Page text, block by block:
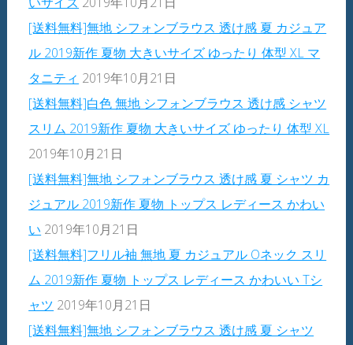
[送料無料]無地 シフォンブラウス 透け感 夏 カジュア
ル 2019新作 夏物 大きいサイズ ゆったり 体型 XL マ
タニティ 2019年10月21日
[送料無料]白色 無地 シフォンブラウス 透け感 シャツ
スリム 2019新作 夏物 大きいサイズ ゆったり 体型 XL
2019年10月21日
[送料無料]無地 シフォンブラウス 透け感 夏 シャツ カ
ジュアル 2019新作 夏物 トップス レディース かわい
い 2019年10月21日
[送料無料]フリル袖 無地 夏 カジュアル Oネック スリ
ム 2019新作 夏物 トップス レディース かわいい Tシ
ャツ 2019年10月21日
[送料無料]無地 シフォンブラウス 透け感 夏 シャツ